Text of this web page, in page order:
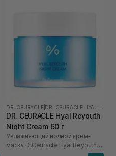
DR. CEURACLE| DR. CEURACLE HYAL REYOUTH
DR. CEURACLE Hyal Reyouth
Night Cream 60 г
Увлажняющий ночной крем-
маска Dr.Ceuracle Hyal Reyouth